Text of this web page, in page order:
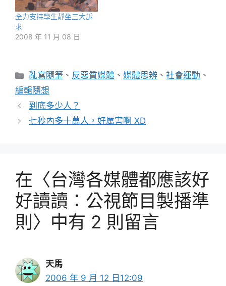
全力支持學生靜坐三大訴
求
2008 年 11 月 08 日
分
類
亂寫隨筆 、 反惡質媒體 、媒體思辨 、社會運動 、
編輯隨想
到底多少人？
七秒內多十萬人，好厲害啊 XD
在〈台灣各媒體都應該好
好讀讀：公視節目製播準
則〉中有 2 則留言
天馬
2006 年 9 月 12 日12:09